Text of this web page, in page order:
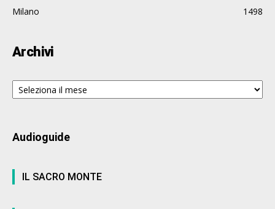
Milano
1498
Archivi
Archivi
Audioguide
IL SACRO MONTE